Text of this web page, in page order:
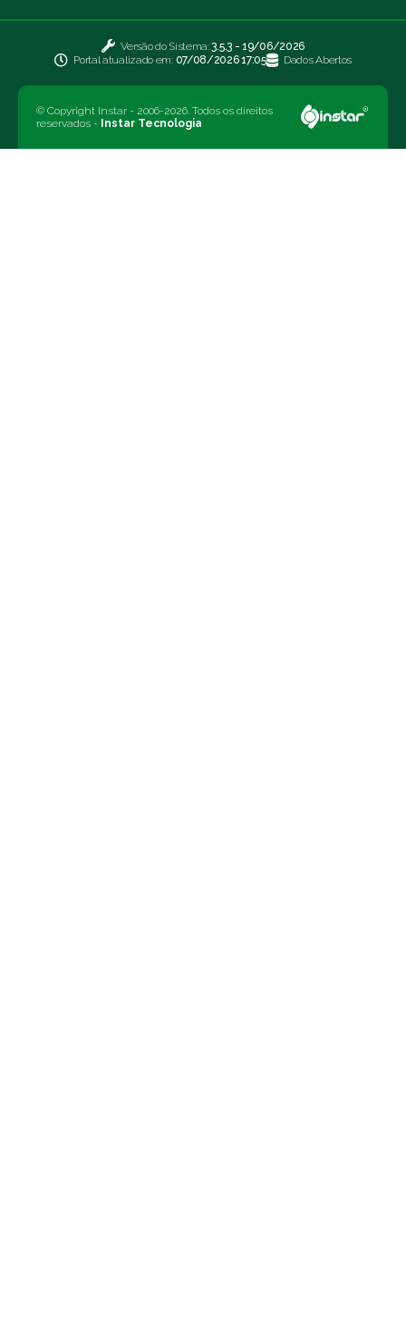
Versão do Sistema:3.5.3 - 19/06/2026
Portal atualizado em: 07/08/2026 17:05 Dados Abertos
© Copyright Instar - 2006-2026. Todos os direitos
reservados - Instar Tecnologia